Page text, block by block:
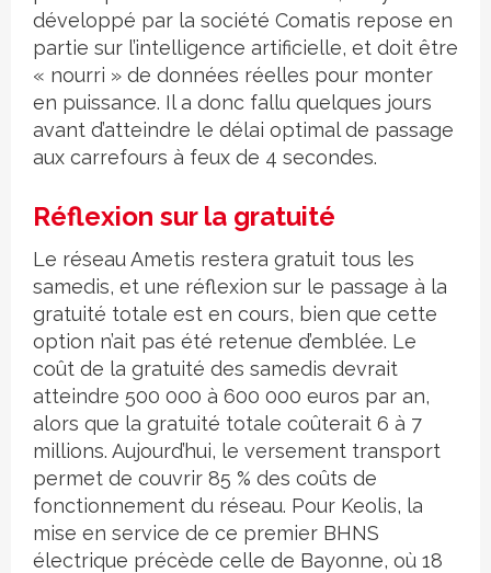
développé par la société Comatis repose en
partie sur l’intelligence artificielle, et doit être
« nourri » de données réelles pour monter
en puissance. Il a donc fallu quelques jours
avant d’atteindre le délai optimal de passage
aux carrefours à feux de 4 secondes.
Réflexion sur la gratuité
Le réseau Ametis restera gratuit tous les
samedis, et une réflexion sur le passage à la
gratuité totale est en cours, bien que cette
option n’ait pas été retenue d’emblée. Le
coût de la gratuité des samedis devrait
atteindre 500 000 à 600 000 euros par an,
alors que la gratuité totale coûterait 6 à 7
millions. Aujourd’hui, le versement transport
permet de couvrir 85 % des coûts de
fonctionnement du réseau. Pour Keolis, la
mise en service de ce premier BHNS
électrique précède celle de Bayonne, où 18